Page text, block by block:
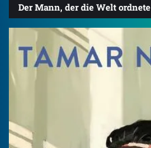
Der Mann, der die Welt ordnete